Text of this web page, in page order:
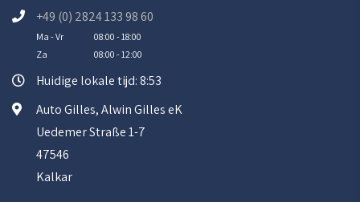
+49 (0) 2824 133 98 60
Ma - Vr
08:00 - 18:00
Za
08:00 - 12:00
Huidige lokale tijd: 8:53
Auto Gilles, Alwin Gilles eK
Uedemer Straße 1-7
47546
Kalkar